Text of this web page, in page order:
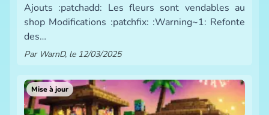
SmeltBlock
Ajouts :patchadd: Les fleurs sont vendables au
shop Modifications :patchfix: :Warning~1: Refonte
des…
Par WarnD, le 12/03/2025
Mise à jour